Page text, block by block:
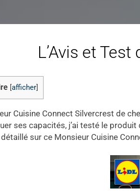
L’Avis et
afficher
Cuisine Connect Silvercrest de
ses capacités, j’ai testé le
sur ce Monsieur Cuisine